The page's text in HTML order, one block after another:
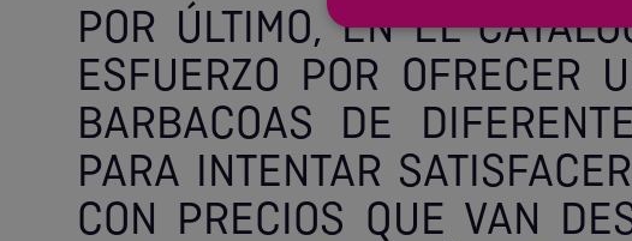
POR ÚLTIMO, EN EL
ESFUERZO POR OFRECER
BARBACOAS DE
PARA INTENTAR
CON PRECIOS QUE VAN